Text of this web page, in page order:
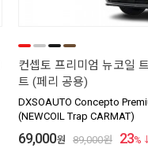
컨셉토 프리미엄 뉴코일
트 (페리 공용)
DXSOAUTO Concepto
(NEWCOIL Trap CARMAT)
69,000원 89,000원 23%